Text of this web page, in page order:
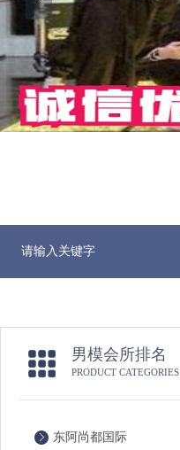
男模会所排名
PRODUCT CATEGORIES
东阿尚都国际